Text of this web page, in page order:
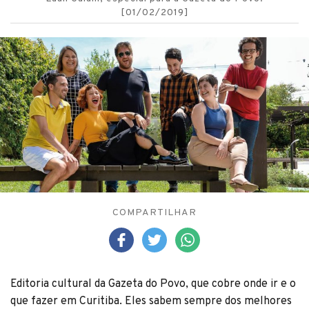
[01/02/2019]
COMPARTILHAR
Editoria cultural da Gazeta do Povo, que cobre onde ir e o
que fazer em Curitiba. Eles sabem sempre dos melhores